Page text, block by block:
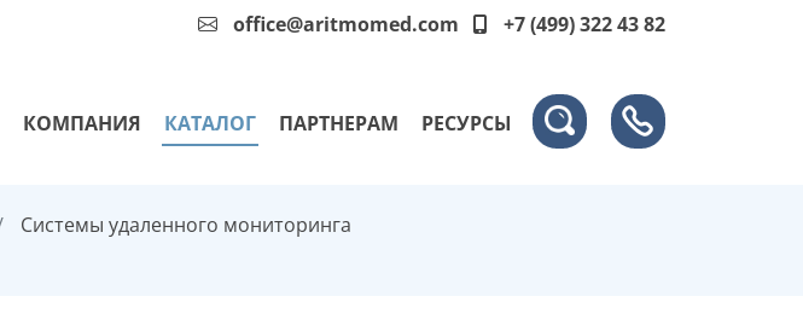
office@aritmomed.com +7 (499) 322 43 82
КОМПАНИЯ КАТАЛОГ ПАРТНЕРАМ РЕСУРСЫ
Системы удаленного мониторинга